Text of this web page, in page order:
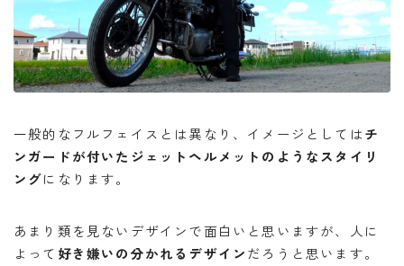
一般的なフルフェイスとは異なり、イメージとしてはチ
ンガードが付いたジェットヘルメットのようなスタイリ
ングになります。
あまり類を見ないデザインで面白いと思いますが、人に
よって 好き嫌いの分かれるデザインだろうと思います。